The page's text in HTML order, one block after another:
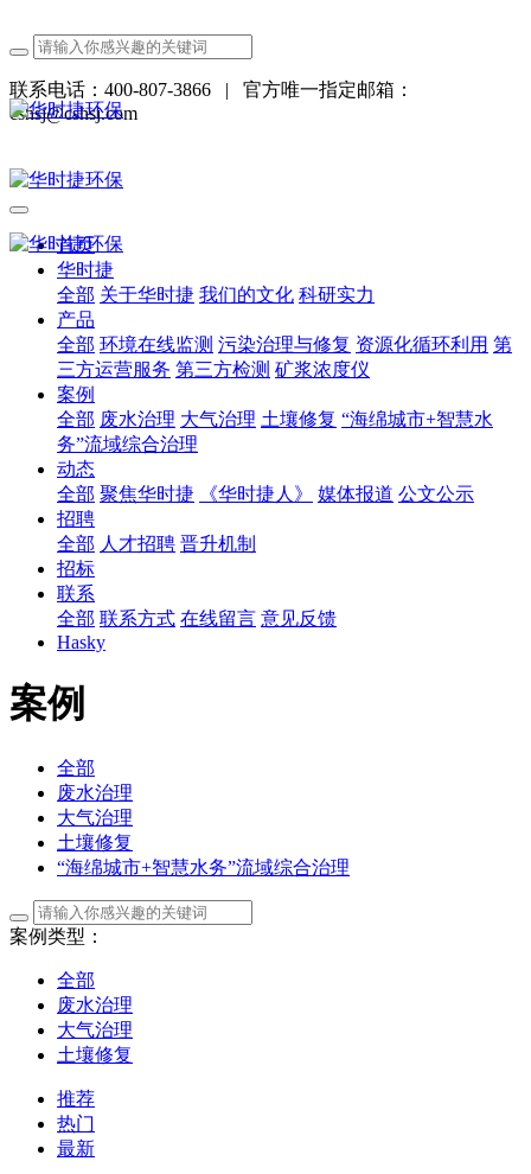
联系电话：400-807-3866 | 官方唯一指定邮箱：
cshsj@cshsj.com
首页
华时捷
全部 关于华时捷 我们的文化 科研实力
产品
全部 环境在线监测 污染治理与修复 资源化循环利用 第
三方运营服务 第三方检测 矿浆浓度仪
案例
全部 废水治理 大气治理 土壤修复 “海绵城市+智慧水
务”流域综合治理
动态
全部 聚焦华时捷 《华时捷人》 媒体报道 公文公示
招聘
全部 人才招聘 晋升机制
招标
联系
全部 联系方式 在线留言 意见反馈
Hasky
案例
全部
废水治理
大气治理
土壤修复
“海绵城市+智慧水务”流域综合治理
案例类型：
全部
废水治理
大气治理
土壤修复
推荐
热门
最新